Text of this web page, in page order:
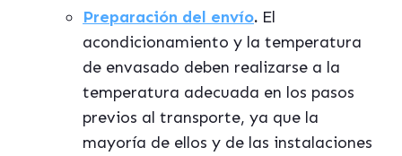
Preparación del envío. El
acondicionamiento y la temperatura
de envasado deben realizarse a la
temperatura adecuada en los pasos
previos al transporte, ya que la
mayoría de ellos y de las instalaciones